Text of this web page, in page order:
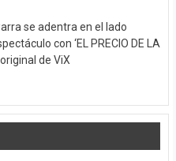
se adentra en el lado
con ‘EL PRECIO DE LA
original de ViX